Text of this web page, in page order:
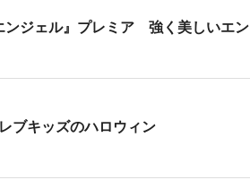
ンジェル』プレミア 強く美しいエン
ブキッズのハロウィン